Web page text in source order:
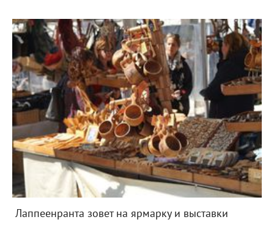
Лаппеенранта зовет на ярмарку и выставки